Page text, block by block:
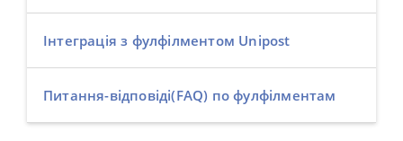
Інтеграція з фулфілментом Unipost
Питання-відповіді(FAQ) по фулфілментам